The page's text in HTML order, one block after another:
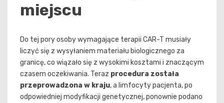
miejscu
Do tej pory osoby wymagające terapii CAR-T musiały
liczyć się z wysyłaniem materiału biologicznego za
granicę, co wiązało się z wysokimi kosztami i znaczącym
czasem oczekiwania. Teraz procedura została
przeprowadzona w kraju, a limfocyty pacjenta, po
odpowiedniej modyfikacji genetycznej, ponownie podano